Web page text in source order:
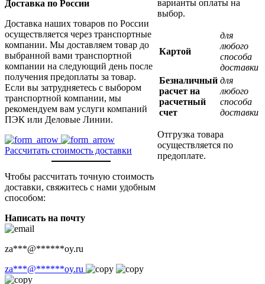
Доставка по России
Доставка наших товаров по России
осуществляется через транспортные
компании. Мы доставляем товар до
выбранной вами транспортной
компании на следующий день после
получения предоплаты за товар.
Если вы затрудняетесь с выбором
транспортной компании, мы
рекомендуем вам услуги компаний
ПЭК или Деловые Линии.
Рассчитать стоимость доставки
Чтобы рассчитать точную стоимость
доставки, свяжитесь с нами удобным
способом:
Написать на почту
za***@******oy.ru
za***@******oy.ru
варианты оплаты на
выбор.
Картой
для
любого
способа
доставки
Безналичный
расчет на
расчетный
счет
для
любого
способа
доставки
Отгрузка товара
осуществляется по
предоплате.